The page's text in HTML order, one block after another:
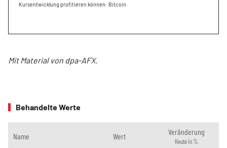
Kursentwicklung profitieren können: Bitcoin.
Mit Material von dpa-AFX.
Behandelte Werte
Name Wert Veränderung
Heute in %